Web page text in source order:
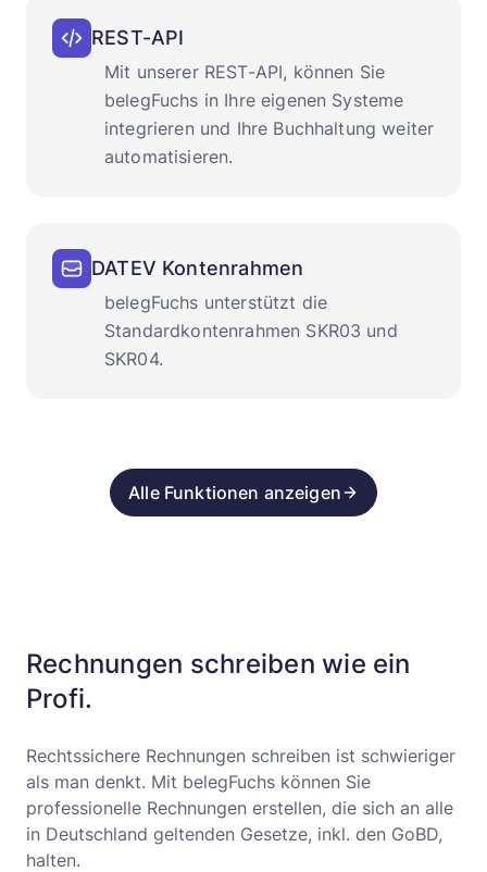
REST-API
Mit unserer REST-API, können Sie
belegFuchs in Ihre eigenen Systeme
integrieren und Ihre Buchhaltung weiter
automatisieren.
DATEV Kontenrahmen
belegFuchs unterstützt die
Standardkontenrahmen SKR03 und
SKR04.
Alle Funktionen anzeigen
Rechnungen schreiben wie ein
Profi.
Rechtssichere Rechnungen schreiben ist schwieriger
als man denkt. Mit belegFuchs können Sie
professionelle Rechnungen erstellen, die sich an alle
in Deutschland geltenden Gesetze, inkl. den GoBD,
halten.